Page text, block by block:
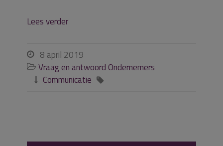
Lees verder
 8 april 2019
 Vraag en antwoord Ondernemers
 Communicatie 